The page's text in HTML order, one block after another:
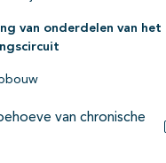
van onderdelen van het
van chronische